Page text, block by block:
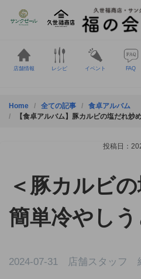
店舗情報 レシピ イベント FAQ
Home 全ての記事
食卓アルバム
【食卓アルバム】豚カルビの塩だれ炒
投稿日：
＜豚カルビ
簡単冷やしう
2024-07-31 店舗スタッフ